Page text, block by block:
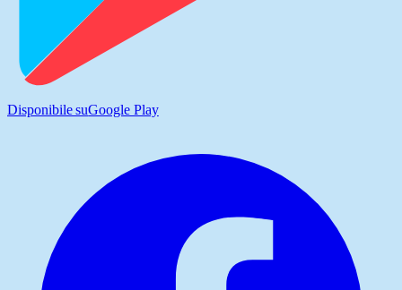
Disponibile suGoogle Play